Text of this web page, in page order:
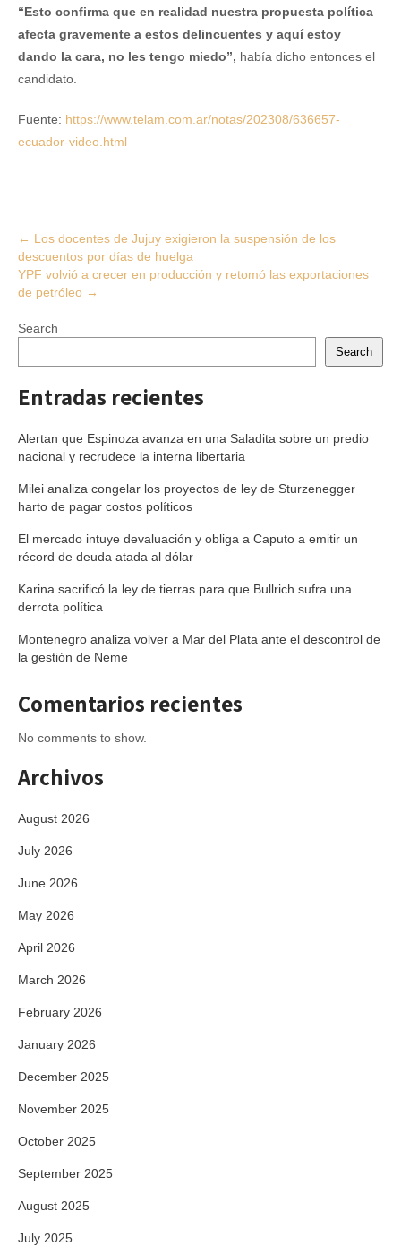
“Esto confirma que en realidad nuestra propuesta política
afecta gravemente a estos delincuentes y aquí estoy
dando la cara, no les tengo miedo”, había dicho entonces el
candidato.
Fuente: https://www.telam.com.ar/notas/202308/636657-
ecuador-video.html
Post
navigation
← Los docentes de Jujuy exigieron la suspensión de los
descuentos por días de huelga
YPF volvió a crecer en producción y retomó las exportaciones
de petróleo →
Search
Search
Entradas recientes
Alertan que Espinoza avanza en una Saladita sobre un predio
nacional y recrudece la interna libertaria
Milei analiza congelar los proyectos de ley de Sturzenegger
harto de pagar costos políticos
El mercado intuye devaluación y obliga a Caputo a emitir un
récord de deuda atada al dólar
Karina sacrificó la ley de tierras para que Bullrich sufra una
derrota política
Montenegro analiza volver a Mar del Plata ante el descontrol de
la gestión de Neme
Comentarios recientes
No comments to show.
Archivos
August 2026
July 2026
June 2026
May 2026
April 2026
March 2026
February 2026
January 2026
December 2025
November 2025
October 2025
September 2025
August 2025
July 2025